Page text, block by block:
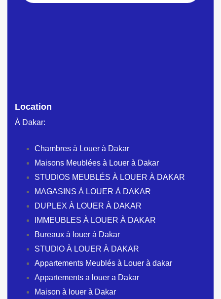
Location
À Dakar:
Chambres à Louer à Dakar
Maisons Meublées à Louer à Dakar
STUDIOS MEUBLÉS À LOUER À DAKAR
MAGASINS À LOUER À DAKAR
DUPLEX À LOUER À DAKAR
IMMEUBLES À LOUER À DAKAR
Bureaux à louer à Dakar
STUDIO À LOUER À DAKAR
Appartements Meublés à Louer à dakar
Appartements a louer a Dakar
Maison à louer à Dakar